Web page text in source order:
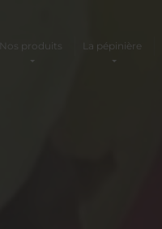
Nos produits La pépinière